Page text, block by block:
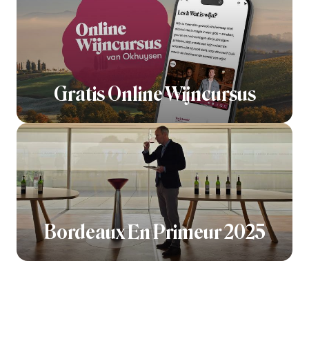
Gratis Online Wijncursus
Bordeaux En Primeur 2025